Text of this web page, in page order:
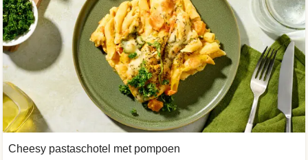
Cheesy pastaschotel met pompoen